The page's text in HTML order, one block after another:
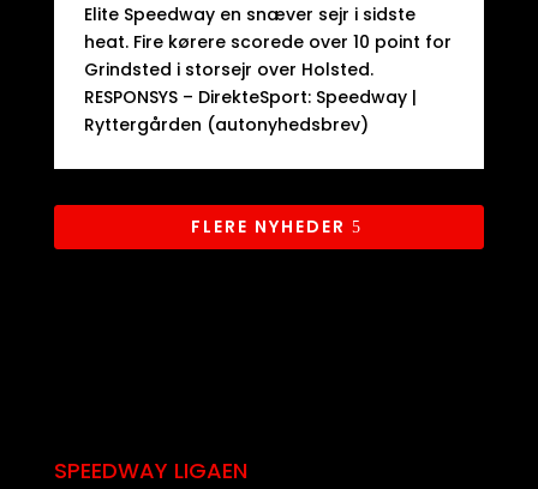
Elite Speedway en snæver sejr i sidste
heat. Fire kørere scorede over 10 point for
Grindsted i storsejr over Holsted.​
RESPONSYS – DirekteSport: Speedway |
Ryttergården (autonyhedsbrev)
FLERE NYHEDER
SPEEDWAY LIGAEN